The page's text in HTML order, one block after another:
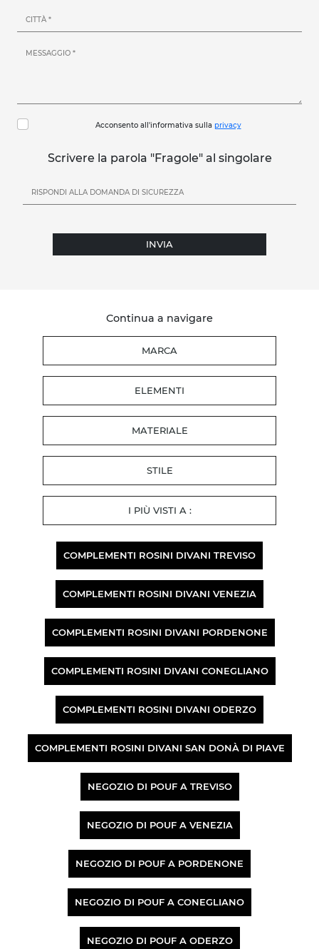
Acconsento all'informativa sulla privacy
Scrivere la parola "Fragole" al singolare
INVIA
Continua a navigare
MARCA
ELEMENTI
MATERIALE
STILE
I PIÙ VISTI A :
COMPLEMENTI ROSINI DIVANI TREVISO
COMPLEMENTI ROSINI DIVANI VENEZIA
COMPLEMENTI ROSINI DIVANI PORDENONE
COMPLEMENTI ROSINI DIVANI CONEGLIANO
COMPLEMENTI ROSINI DIVANI ODERZO
COMPLEMENTI ROSINI DIVANI SAN DONÀ DI PIAVE
NEGOZIO DI POUF A TREVISO
NEGOZIO DI POUF A VENEZIA
NEGOZIO DI POUF A PORDENONE
NEGOZIO DI POUF A CONEGLIANO
NEGOZIO DI POUF A ODERZO